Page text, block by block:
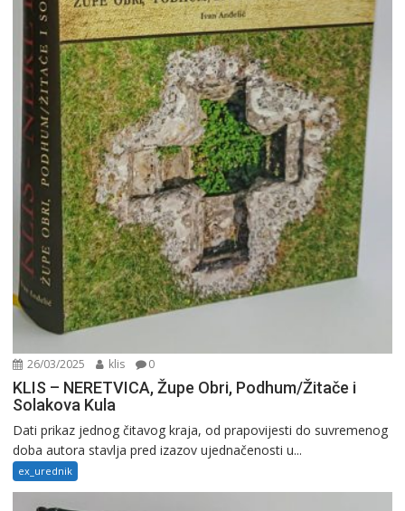
26/03/2025 klis 0
KLIS – NERETVICA, Župe Obri, Podhum/Žitače i
Solakova Kula
Dati prikaz jednog čitavog kraja, od prapovijesti do suvremenog
doba autora stavlja pred izazov ujednačenosti u...
ex_urednik